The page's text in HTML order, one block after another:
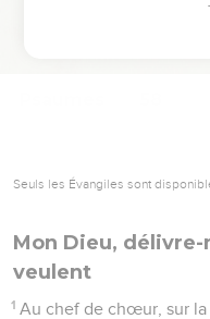
Seuls les Évangiles sont
Mon Dieu,
veulent
1 Au chef de chœur, sur la